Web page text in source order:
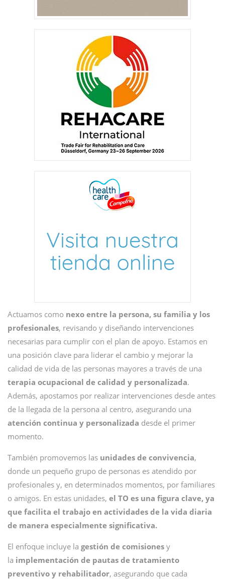
Actuamos como nexo entre la persona, su familia y los
profesionales, revisando y diseñando intervenciones
necesarias para cumplir con el plan de apoyo. Estamos en
una posición clave para liderar el cambio y mejorar la
calidad de vida de las personas mayores a través de una
terapia ocupacional de calidad y personalizada.
Además, apostamos por realizar intervenciones desde antes
de la llegada de la persona al centro, asegurando una
atención continua y personalizada desde el primer
momento.
También promovemos las unidades de convivencia,
donde un pequeño grupo de personas es atendido por
profesionales y, en determinados momentos, por familiares
o amigos. En estas unidades, el TO es una figura clave, ya
que facilita el trabajo en actividades de la vida diaria
de manera especialmente significativa.
El enfoque incluye la gestión de comisiones y
la implementación de pautas de tratamiento
preventivo y rehabilitador, asegurando que cada